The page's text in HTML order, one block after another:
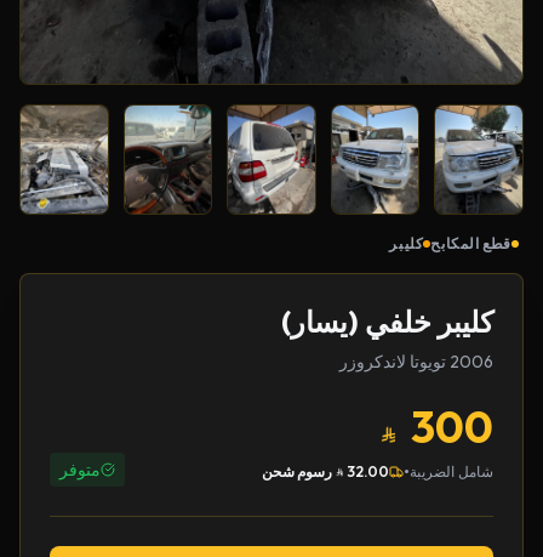
قطع المكابح كليبر
كليبر خلفي (يسار)
2006 تويوتا لاندكروزر
300
شامل الضريبة•
32.00 رسوم شحن متوفر